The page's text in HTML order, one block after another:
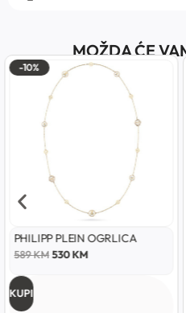
MOŽDA ĆE
-10%
PHILIPP PLEIN OGRLICA
589KM530KM
KUPI